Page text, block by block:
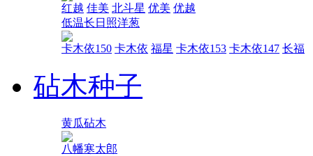
红越 佳美 北斗星 优美 优越
低温长日照洋葱
卡木依150 卡木依 福星 卡木依153 卡木依147 长福
砧木种子
黄瓜砧木
八幡寒太郎